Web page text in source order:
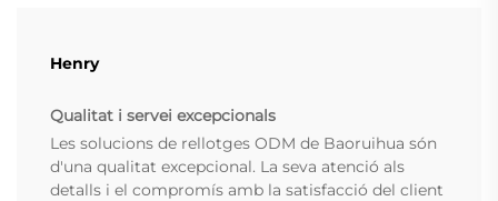
Henry
Qualitat i servei excepcionals
Les solucions de rellotges ODM de Baoruihua són
d'una qualitat excepcional. La seva atenció als
detalls i el compromís amb la satisfacció del client